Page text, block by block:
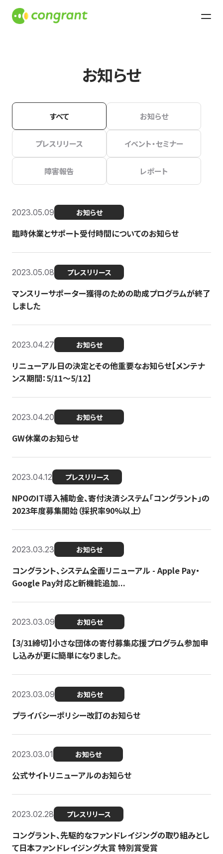
お知らせ
すべて お知らせ
プレスリリース イベント・セミナー
障害報告 レポート
2023.05.09 お知らせ
臨時休業とサポート受付時間についてのお知らせ
2023.05.08 プレスリリース
マンスリーサポーター獲得のための助成プログラムが終了
しました
2023.04.27 お知らせ
リニューアル日の決定とその他重要なお知らせ【メンテナ
ンス期間：5/11～5/12】
2023.04.20 お知らせ
GW休業のお知らせ
2023.04.12 プレスリリース
NPOのIT導入補助金、寄付決済システム「コングラント」の
2023年度募集開始（採択率90%以上）
2023.03.23 お知らせ
コングラント、システム全面リニューアル - Apple Pay・
Google Pay対応と新機能追加...
2023.03.09 お知らせ
【3/31締切】小さな団体の寄付募集応援プログラム参加申
し込みが更に簡単になりました。
2023.03.09 お知らせ
プライバシーポリシー改訂のお知らせ
2023.03.01 お知らせ
公式サイトリニューアルのお知らせ
2023.02.28 プレスリリース
コングラント、先駆的なファンドレイジングの取り組みとし
て日本ファンドレイジング大賞 特別賞受賞